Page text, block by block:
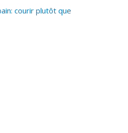
courir plutôt que